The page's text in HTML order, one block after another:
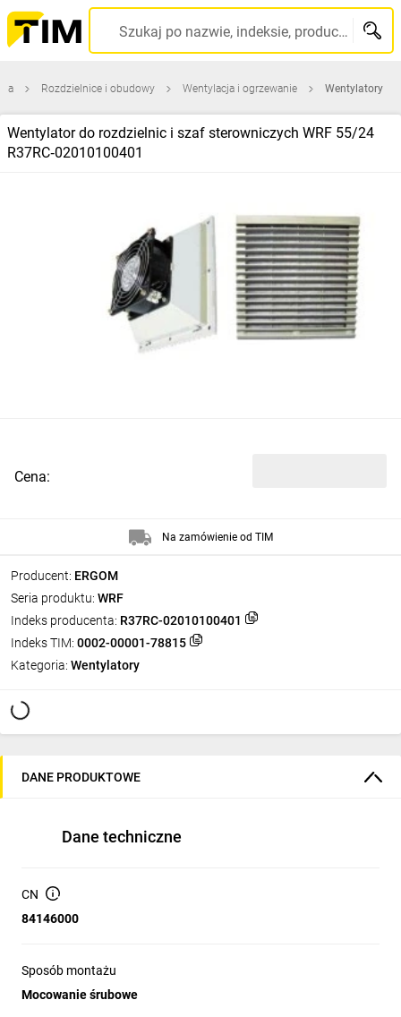
Szukaj po nazwie, indeksie, producencie, kodzie kreskowym...
Rozdzielnice i obudowy Wentylacja i ogrzewanie Wentylatory
Wentylator do rozdzielnic i szaf sterowniczych WRF 55/24
R37RC‑02010100401
Producent: ERGOM
Seria produktu: WRF
Indeks producenta: R37RC-02010100401
Indeks TIM: 0002-00001-78815
Kategoria: Wentylatory
Cena:
Na zamówienie od TIM
DANE PRODUKTOWE
Dane techniczne
CN
84146000
Sposób montażu
Mocowanie śrubowe